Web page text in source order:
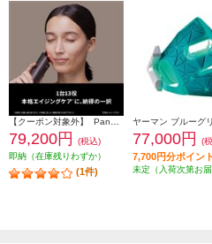
79,200円
(税込)
即納（在庫残りわずか）
(1件)
77,000円 (
7,700円分ポイン
未定（入荷次第お届